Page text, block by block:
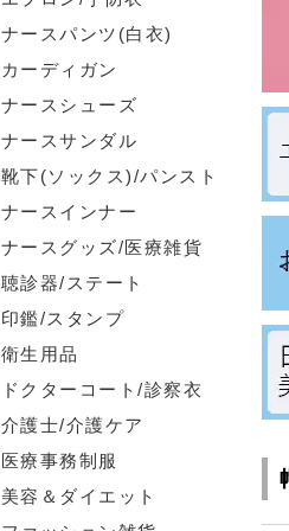
ナースパンツ(白衣)
カーディガン
ナースシューズ
ナースサンダル
靴下(ソックス)/パンスト
ナースインナー
ナースグッズ/医療雑貨
聴診器/ステート
印鑑/スタンプ
衛生用品
ドクターコート/診察衣
介護士/介護ケア
医療事務制服
美容＆ダイエット